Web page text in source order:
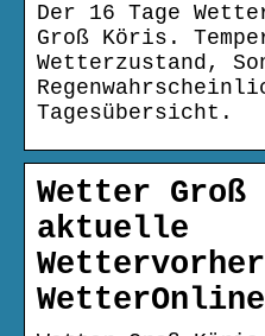
Der 16 Tage
Groß Köris.
Wetterzustand,
Tagesübersicht.
Wetter
aktuelle
WetterOnline